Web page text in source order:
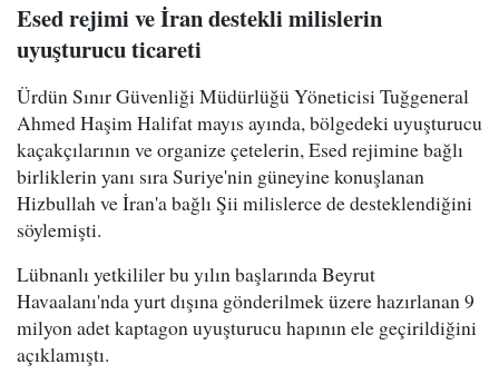
Esed rejimi ve İran destekli milislerin
uyuşturucu ticareti
Ürdün Sınır Güvenliği Müdürlüğü Yöneticisi Tuğgeneral
Ahmed Haşim Halifat mayıs ayında, bölgedeki uyuşturucu
kaçakçılarının ve organize çetelerin, Esed rejimine bağlı
birliklerin yanı sıra Suriye'nin güneyine konuşlanan
Hizbullah ve İran'a bağlı Şii milislerce de desteklendiğini
söylemişti.
Lübnanlı yetkililer bu yılın başlarında Beyrut
Havaalanı'nda yurt dışına gönderilmek üzere hazırlanan 9
milyon adet kaptagon uyuşturucu hapının ele geçirildiğini
açıklamıştı.